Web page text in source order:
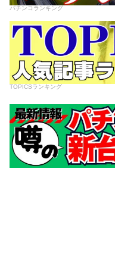
パチンコランキング
TOPICSランキング